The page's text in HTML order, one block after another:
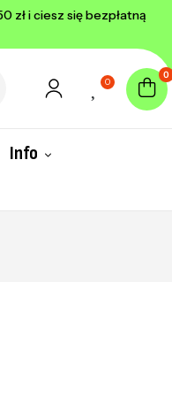
zł i ciesz się bezpłatną
0
0
Info